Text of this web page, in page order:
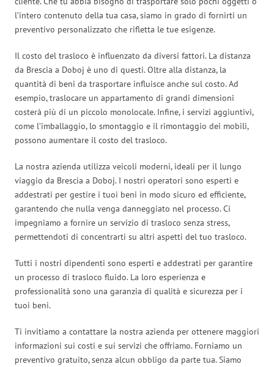
l’intero contenuto della tua casa, siamo in grado di fornirti un
preventivo personalizzato che rifletta le tue esigenze.
Il costo del trasloco è influenzato da diversi fattori. La distanza
da Brescia a Doboj è uno di questi. Oltre alla distanza, la
quantità di beni da trasportare influisce anche sul costo. Ad
esempio, traslocare un appartamento di grandi dimensioni
costerà più di un piccolo monolocale. Infine, i servizi aggiuntivi,
come l’imballaggio, lo smontaggio e il rimontaggio dei mobili,
possono aumentare il costo del trasloco.
La nostra azienda utilizza veicoli moderni, ideali per il lungo
viaggio da Brescia a Doboj. I nostri operatori sono esperti e
addestrati per gestire i tuoi beni in modo sicuro ed efficiente,
garantendo che nulla venga danneggiato nel processo. Ci
impegniamo a fornire un servizio di trasloco senza stress,
permettendoti di concentrarti su altri aspetti del tuo trasloco.
Tutti i nostri dipendenti sono esperti e addestrati per garantire
un processo di trasloco fluido. La loro esperienza e
professionalità sono una garanzia di qualità e sicurezza per i
tuoi beni.
Ti invitiamo a contattare la nostra azienda per ottenere maggiori
informazioni sui costi e sui servizi che offriamo. Forniamo un
preventivo gratuito, senza alcun obbligo da parte tua. Siamo